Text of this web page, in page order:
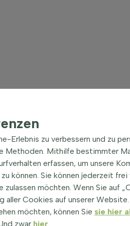
Erlebnis zu verbessern und zu
Methoden. Mithilfe bestimmter
erfassen, um unsere
können. Sie können jederzeit
zulassen möchten. Wenn Sie auf
aller Cookies auf unserer
möchten, können Sie sie hier
zwar hier